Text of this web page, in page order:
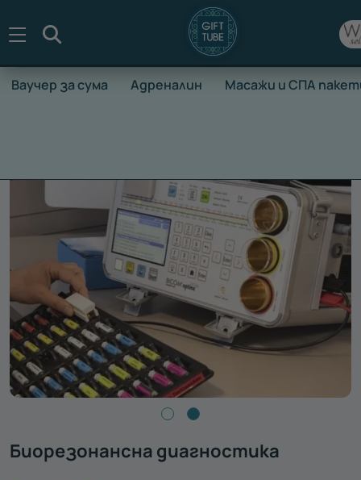
Ваучер за сума Адреналин Масажи и СПА
Биорезонансна диагностика